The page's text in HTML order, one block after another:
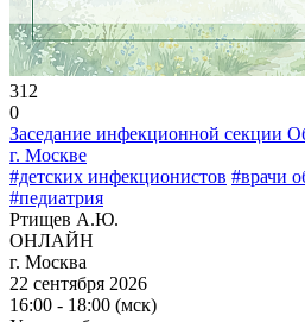
312
0
Заседание инфекционной секции
г. Москве
#детских инфекционистов #врачи
#педиатрия
Ртищев А.Ю.
ОНЛАЙН
г. Москва
22 сентября 2026
16:00 - 18:00 (мск)